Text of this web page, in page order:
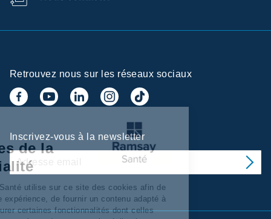
Retrouvez nous sur les réseaux sociaux
Inscrivez-vous à la newsletter
Centre de
préférences de la
confidentialité
Ramsay Services/Santé utilise sur ce site des cookies afin de
personnaliser votre expérience, de fournir un contenu adapté à
vos intérêts, d’assurer certaines fonctionnalités dont celles